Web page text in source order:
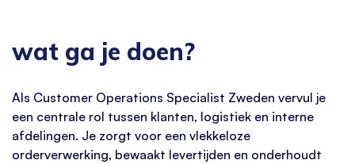
wat ga je doen?
Als Customer Operations Specialist Zweden vervul je
een centrale rol tussen klanten, logistiek en interne
afdelingen. Je zorgt voor een vlekkeloze
orderverwerking, bewaakt levertijden en onderhoudt